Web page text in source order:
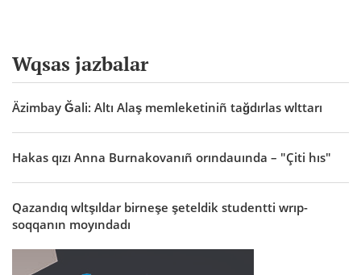
Wqsas jazbalar
Äzimbay Ğali: Altı Alaş memleketiniñ tağdırlas wlttarı
Hakas qızı Anna Burnakovanıñ orındauında – "Çiti hıs"
Qazandıq wltşıldar birneşe şeteldik studentti wrıp-
soqqanın moyındadı